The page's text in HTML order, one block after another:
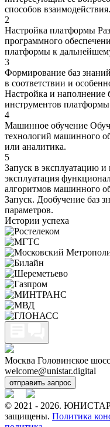
способов взаимодействия.
2
Настройка платформы
программного
платформы к
3
Формирование баз знаний
в соответствии и
Настройка и наполнение
инструментов
4
Машинное обучение
технологий машинного
или аналитика.
5
Запуск в эксплуатацию и
эксплуатация
алгоритмов машинного
Запуск. Дообучение баз
параметров.
Истории успеха
Москва Головинское
welcome@unistar.digital
отправить запрос
© 2021 - 2026.
защищены. Политика